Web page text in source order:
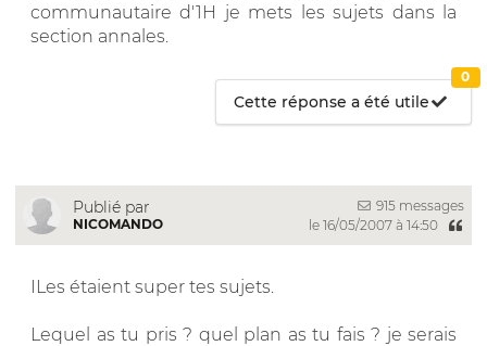
communautaire d'1H je mets les sujets dans la
section annales.
Cette réponse a été utile
0
Publié par
NICOMANDO
915 messages
le 16/05/2007 à 14:50
ILes étaient super tes sujets.
Lequel as tu pris ? quel plan as tu fais ? je serais